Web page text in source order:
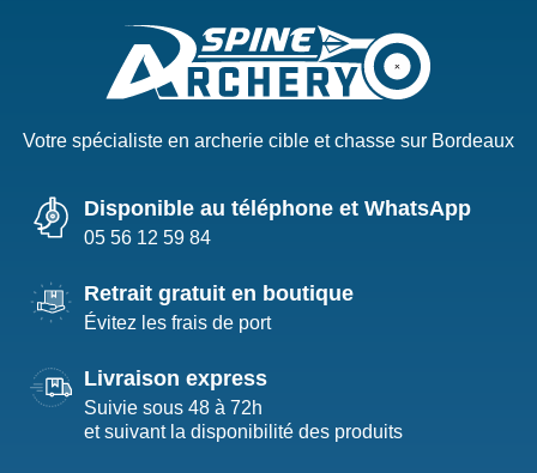
Votre spécialiste en archerie cible et chasse sur Bordeaux
Disponible au téléphone et WhatsApp
05 56 12 59 84
Retrait gratuit en boutique
Évitez les frais de port
Livraison express
Suivie sous 48 à 72h
et suivant la disponibilité des produits